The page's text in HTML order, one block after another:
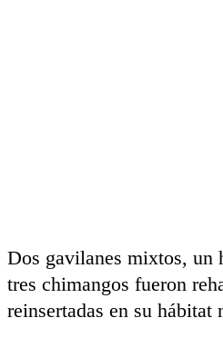
Dos gavilanes mixtos, un
tres chimangos fueron
reinsertadas en su hábitat